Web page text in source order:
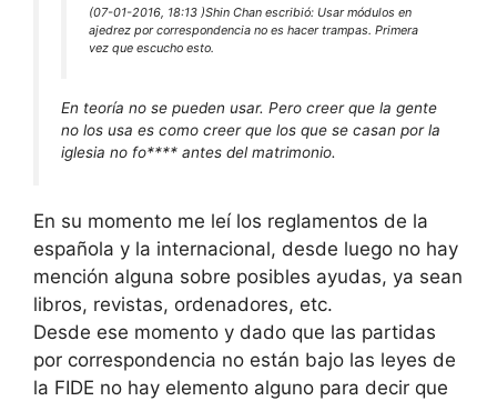
(07-01-2016, 18:13 )Shin Chan escribió: Usar módulos en
ajedrez por correspondencia no es hacer trampas. Primera
vez que escucho esto.
En teoría no se pueden usar. Pero creer que la gente
no los usa es como creer que los que se casan por la
iglesia no fo**** antes del matrimonio.
En su momento me leí los reglamentos de la
española y la internacional, desde luego no hay
mención alguna sobre posibles ayudas, ya sean
libros, revistas, ordenadores, etc.
Desde ese momento y dado que las partidas
por correspondencia no están bajo las leyes de
la FIDE no hay elemento alguno para decir que